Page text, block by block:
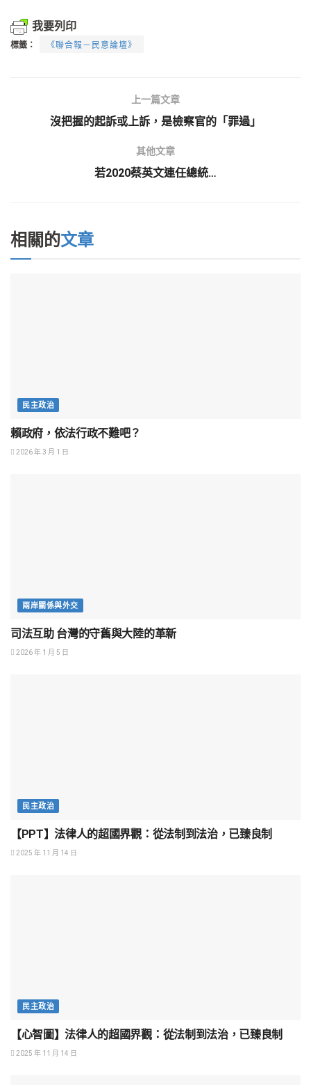
我要列印
標籤： 《聯合報－民意論壇》
上一篇文章
沒把握的起訴或上訴，是檢察官的「罪過」
其他文章
若2020蔡英文連任總統…
相關的文章
民主政治
賴政府，依法行政不難吧？
2026 年 3 月 1 日
兩岸關係與外交
司法互助 台灣的守舊與大陸的革新
2026 年 1 月 5 日
民主政治
【PPT】法律人的超國界觀：從法制到法治，已臻良制
2025 年 11 月 14 日
民主政治
【心智圖】法律人的超國界觀：從法制到法治，已臻良制
2025 年 11 月 14 日